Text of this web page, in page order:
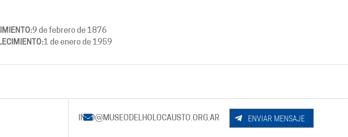
9 de febrero de 1876
1 de enero de 1959
INFO@MUSEODELHOLOCAUSTO.ORG.AR ENVIAR MENSAJE